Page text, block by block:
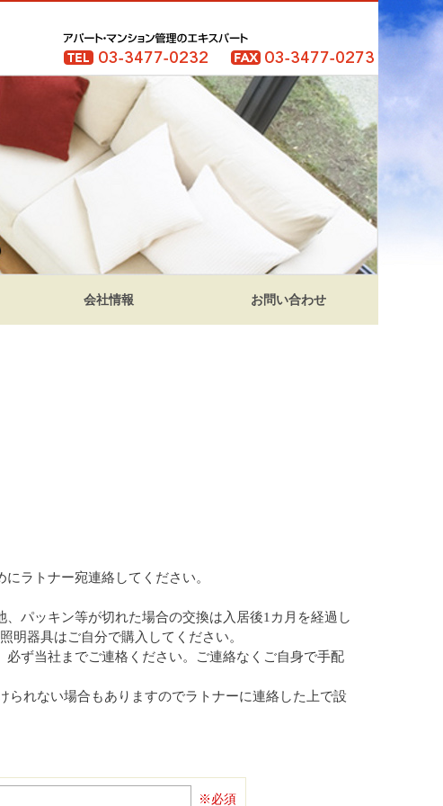
会社情報 お問い合わせ
ラトナー宛連絡してください。
パッキン等が切れた場合の交換は入居後1カ月を経過し
明器具はご自分で購入してください。
ず当社までご連格ください。ご連絡なくご自身で手配
れない場合もありますのでラトナーに連絡した上で設
※必須